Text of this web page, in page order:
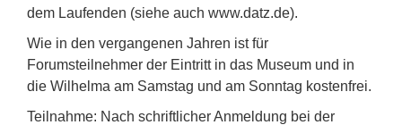
dem Laufenden (siehe auch www.datz.de).
Wie in den vergangenen Jahren ist für
Forumsteilnehmer der Eintritt in das Museum und in
die Wilhelma am Samstag und am Sonntag kostenfrei.
Teilnahme: Nach schriftlicher Anmeldung bei der